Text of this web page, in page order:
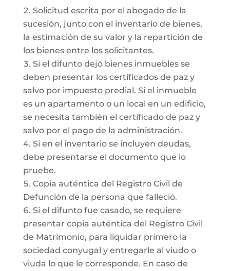
Solicitud escrita por el abogado de la
sucesión, junto con el inventario de bienes,
la estimación de su valor y la repartición de
los bienes entre los solicitantes.
Si el difunto dejó bienes inmuebles se
deben presentar los certificados de paz y
salvo por impuesto predial. Si el inmueble
es un apartamento o un local en un edificio,
se necesita también el certificado de paz y
salvo por el pago de la administración.
Si en el inventario se incluyen deudas,
debe presentarse el documento que lo
pruebe.
Copia auténtica del Registro Civil de
Defunción de la persona que falleció.
Si el difunto fue casado, se requiere
presentar copia auténtica del Registro Civil
de Matrimonio, para liquidar primero la
sociedad conyugal y entregarle al viudo o
viuda lo que le corresponde. En caso de